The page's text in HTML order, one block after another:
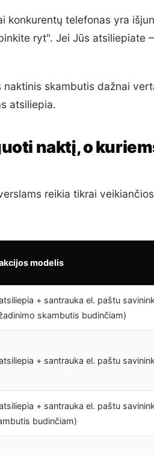
konkurentų telefonas yra
ryt". Jei Jūs atsiliepiate
skambutis dažnai
atsiliepia.
naktį, o
reikia tikrai
modelis
+ santrauka el. paštu
skambutis budinčiam)
+ santrauka el. paštu
+ santrauka el. paštu
budinčiam)